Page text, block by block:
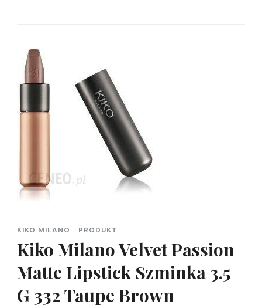
KIKO MILANO PRODUKT
Kiko Milano Velvet Passion
Matte Lipstick Szminka 3.5
G 332 Taupe Brown